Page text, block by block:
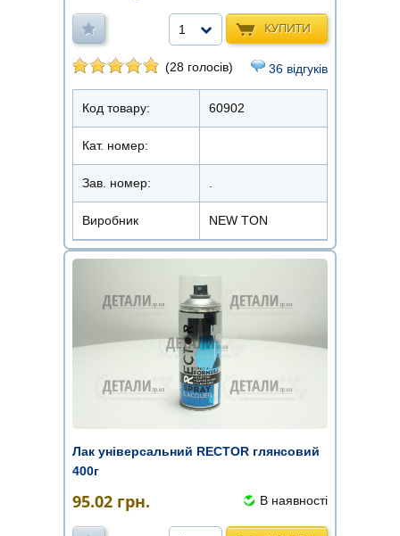
КУПИТИ
1
(28 голосів) 36 відгуків
Код товару: 60902
Кат. номер:
Зав. номер:
Виробник NEW TON
Лак універсальний RECTOR глянсовий
400г
95.02 грн. В наявності